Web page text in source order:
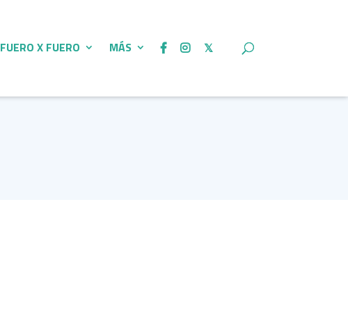
FUERO X FUERO MÁS